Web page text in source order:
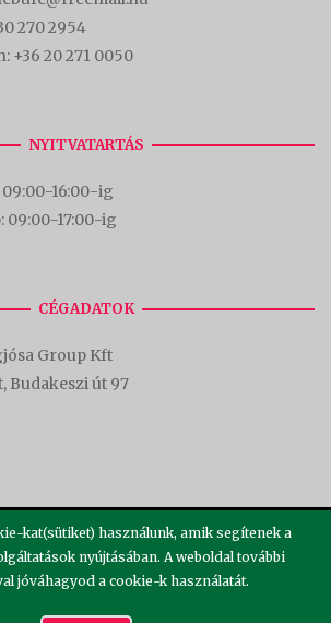
270 2954
+36 20 271 0050
NYITVATARTÁS
16:00-ig
09:00-17:00-ig
CÉGADATOK
Group Kft
Budakeszi út 97
Theme bySiteOrigin
kat(sütiket) használunk, amik segítenek a
nyújtásában. A weboldal további
jóváhagyod a cookie-k használatát.